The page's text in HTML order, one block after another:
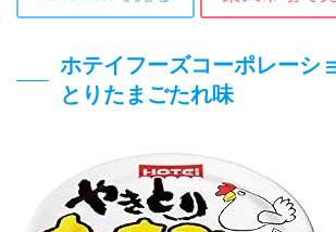
ホテイフーズコーポレーシ
とりたまごたれ味